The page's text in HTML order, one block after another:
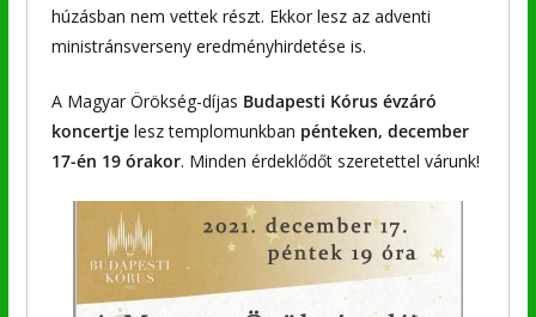
húzásban nem vettek részt. Ekkor lesz az adventi
ministránsverseny eredményhirdetése is.
A Magyar Örökség-díjas Budapesti Kórus évzáró
koncertjelesz templomunkban pénteken, december
17-én 19 órakor. Minden érdeklődőt szeretettel várunk!